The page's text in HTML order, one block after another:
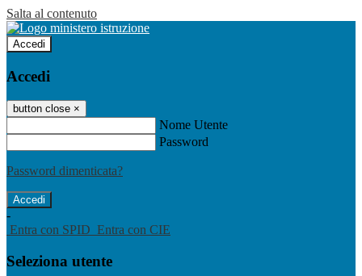
Salta al contenuto
Accedi
Accedi
button close ×
Nome Utente
Password
Password dimenticata?
-
Entra con SPID Entra con CIE
Seleziona utente